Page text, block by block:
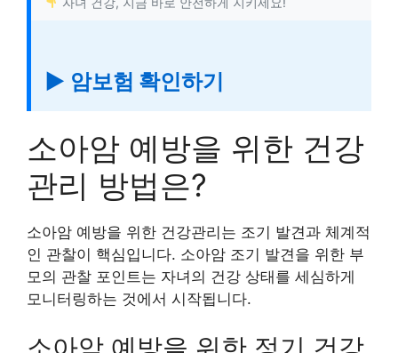
▶ 암보험 확인하기
소아암 예방을 위한 건강
관리 방법은?
소아암 예방을 위한 건강관리는 조기 발견과 체계적
인 관찰이 핵심입니다. 소아암 조기 발견을 위한 부
모의 관찰 포인트는 자녀의 건강 상태를 세심하게
모니터링하는 것에서 시작됩니다.